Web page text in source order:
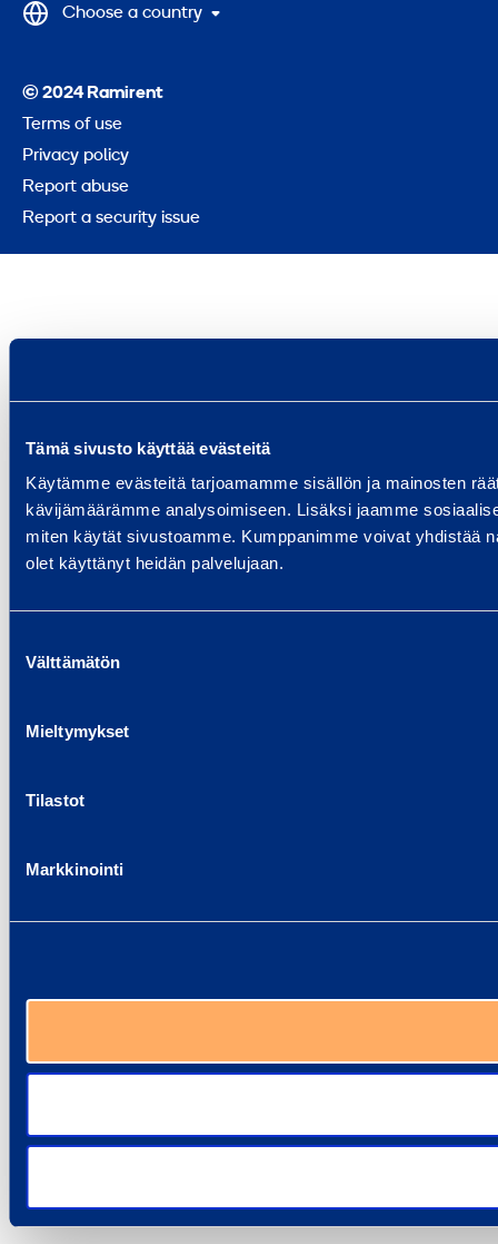
Tämä sivusto käyttää evästeitä
Käytämme evästeitä tarjoamamme sisällön ja mainosten
kävijämäärämme analysoimiseen. Lisäksi jaamme
miten käytät sivustoamme. Kumppanimme voivat yhdistää
olet käyttänyt heidän palvelujaan.
valinta
Välttämätön
Mieltymykset
Tilastot
Markkinointi
© 2024 Ramirent
Terms of use
Privacy policy
Report abuse
Report a security issue
Choose a country